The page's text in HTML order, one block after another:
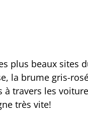
plus beaux sites
la brume gris-
travers les
très vite!